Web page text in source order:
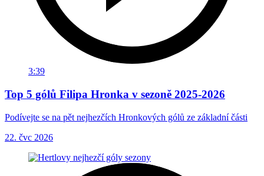
3:39
Top 5 gólů Filipa Hronka v sezoně 2025-2026
Podívejte se na pět nejhezčích Hronkových gólů ze základní části
22. čvc 2026